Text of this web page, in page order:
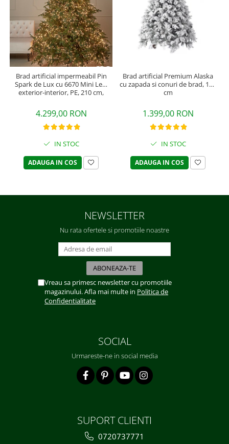
Brad artificial impermeabil Pin
Spark de Lux cu 6670 Mini Led,
exterior-interior, PE, 210 cm,
4.299,00 RON
IN STOC
ADAUGA IN COS
Brad artificial Premium Alaska
cu zapada si conuri de brad, 180
cm
1.399,00 RON
IN STOC
ADAUGA IN COS
NEWSLETTER
Nu rata ofertele si promotiile noastre
Vreau sa primesc newsletter cu promotiile
magazinului. Afla mai multe in Politica de
Confidentialitate
SOCIAL
Urmareste-ne in social media
SUPORT CLIENTI
0720737771